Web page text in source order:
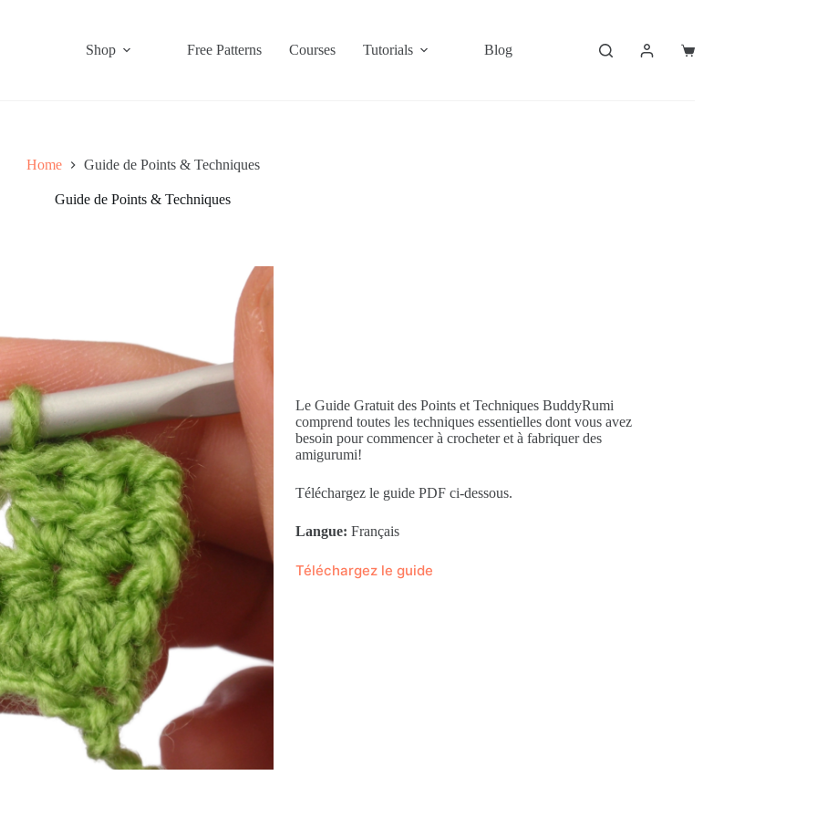
Shop Free Patterns Courses Tutorials Blog
Shopping
Home Guide de Points & Techniques
Guide de Points & Techniques
Le Guide Gratuit des Points et Techniques BuddyRumi
comprend toutes les techniques essentielles dont vous avez
besoin pour commencer à crocheter et à fabriquer des
amigurumi!
Téléchargez le guide PDF ci-dessous.
Langue: Français
Téléchargez le guide